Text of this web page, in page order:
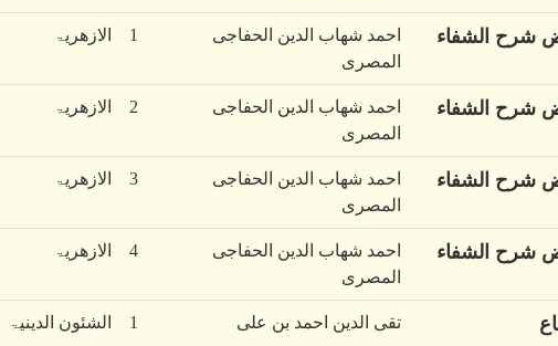
الازھریۃ 1
احمد شھاب الدین الحفاجی
المصری
شرح الشفاء
الازھریۃ 2
احمد شھاب الدین الحفاجی
المصری
شرح الشفاء
الازھریۃ 3
احمد شھاب الدین الحفاجی
المصری
شرح الشفاء
الازھریۃ 4
احمد شھاب الدین الحفاجی
المصری
شرح الشفاء
الشئون الدینیۃ 1 تقی الدین احمد بن علی